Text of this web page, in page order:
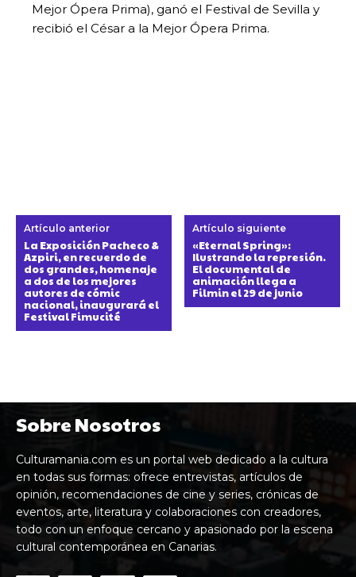
Mejor Ópera Prima), ganó el Festival de Sevilla y
recibió el César a la Mejor Ópera Prima.
Artículo anterior
La Exposición Pacheco &
Azpiri, en recuerdo de
dos grandes, homenaje
a dos de los mejores
autores de cómic
nacional, inaugurará el
Festival Fimucité
Artículo siguiente
«Eternal Spring»:
Ilustrando la represión.
El documental de
animación llega a
Filmin el 29 de junio
Sobre Nosotros
Culturamania.com es un portal web dedicado a la cultura
en todas sus formas: ofrece entrevistas, artículos de
opinión, recomendaciones de cine y series, crónicas de
eventos, arte, literatura y colaboraciones con creadores,
todo con un enfoque cercano y apasionado por la escena
cultural contemporánea en Canarias.